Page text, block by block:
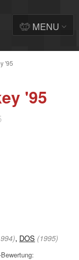
'95
'95
, DOS (1995)
Bewertung:
MENU